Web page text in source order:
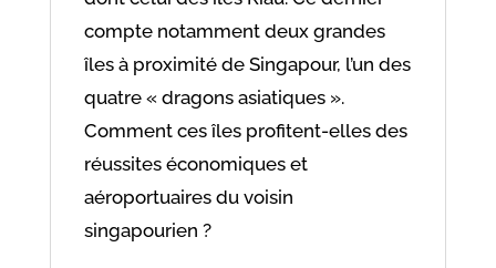
compte notamment deux grandes
îles à proximité de Singapour, l’un des
quatre « dragons asiatiques ».
Comment ces îles profitent-elles des
réussites économiques et
aéroportuaires du voisin
singapourien ?